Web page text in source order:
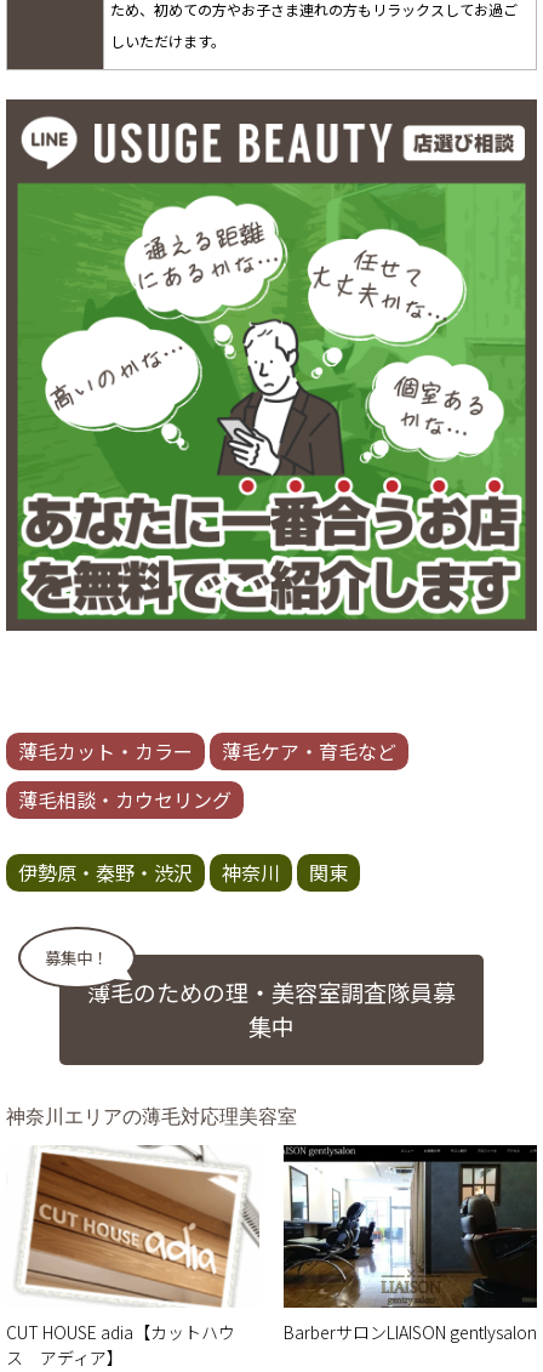
ため、初めての方やお子さま連れの方もリラックスしてお過ご
しいただけます。
薄毛カット・カラー
薄毛ケア・育毛など
薄毛相談・カウセリング
伊勢原・秦野・渋沢 神奈川 関東
募集中！
薄毛のための理・美容室調査隊員募
集中
神奈川エリアの薄毛対応理美容室
CUT HOUSE adia【カットハウ
ス アディア】
BarberサロンLIAISON gentlysalon